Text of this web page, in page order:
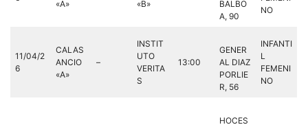
«A»
«B»
BALBO
A, 90
NO
11/04/2
6
CALAS
ANCIO
«A»
–
INSTIT
UTO
VERITA
S
13:00
GENER
AL DIAZ
PORLIE
R, 56
INFANTI
L
FEMENI
NO
HOCES